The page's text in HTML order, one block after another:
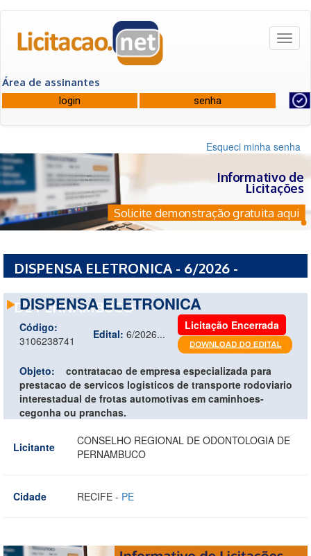
Área de assinantes
Esqueci minha senha
Informativo de
Licitações
Solicite demonstração gratuita aqui
DISPENSA ELETRONICA - 6/2026 -
DE PERNAMBUCO
DISPENSA ELETRONICA
Código:
3106238741
Edital: 6/2026...
Licitação Encerrada
Objeto:
contratacao de empresa especializada para
prestacao de servicos logisticos de transporte rodoviario
interestadual de frotas automotivas em caminhoes-
cegonha ou pranchas.
Licitante
CONSELHO REGIONAL DE ODONTOLOGIA DE
PERNAMBUCO
Cidade RECIFE - PE